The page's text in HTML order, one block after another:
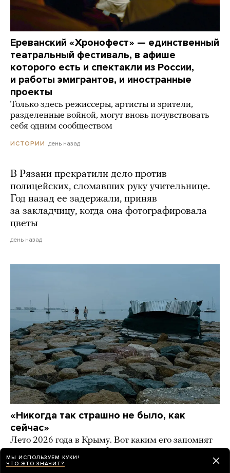
Ереванский «Хронофест» — единственный
театральный фестиваль, в афише
которого есть и спектакли из России,
и работы эмигрантов, и иностранные
проекты
Только здесь режиссеры, артисты и зрители,
разделенные войной, могут вновь почувствовать
себя одним сообществом
ИСТОРИИ день назад
В Рязани прекратили дело против
полицейских, сломавших руку учительнице.
Год назад ее задержали, приняв
за закладчицу, когда она фотографировала
цветы
день назад
«Никогда так страшно не было, как
сейчас»
Лето 2026 года в Крыму. Вот каким его запомнят
жители полуострова — без топлива, электричества,
работы и туристов. Фоторепортаж «Берега»
МЫ ИСПОЛЬЗУЕМ КУКИ!
ЧТО ЭТО ЗНАЧИТ?